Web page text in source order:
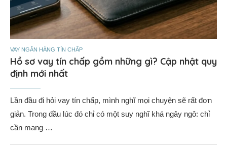
VAY NGÂN HÀNG TÍN CHẤP
Hồ sơ vay tín chấp gồm những gì? Cập nhật quy
định mới nhất
Lần đầu đi hỏi vay tín chấp, mình nghĩ mọi chuyện sẽ rất đơn
giản. Trong đầu lúc đó chỉ có một suy nghĩ khá ngây ngô: chỉ
cần mang …